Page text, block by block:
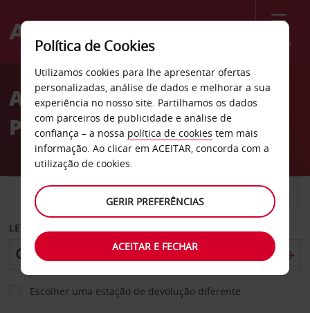
Menu
Welcome
AvisAluguer de carros Luang
Prabang
CARRO COMERCIAIS
LEVANTAR EM
Escolher uma estação de devolução diferente
Política de Cookies
Utilizamos cookies para lhe apresentar ofertas
personalizadas, análise de dados e melhorar a sua
experiência no nosso site. Partilhamos os dados
com parceiros de publicidade e análise de
confiança – a nossa política de cookies tem mais
informação. Ao clicar em ACEITAR, concorda com a
utilização de cookies.
GERIR PREFERÊNCIAS
ACEITAR E FECHAR